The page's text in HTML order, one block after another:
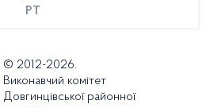
PT
© 2012-2026.
Виконавчий комітет
Довгинцівської районної